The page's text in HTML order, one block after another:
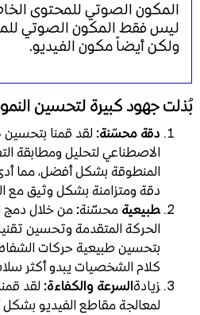
المكون الصوتي للمحتوى
ليس فقط المكون الصوتي
ولكن أيضاً مكون الفيديو.
بُذلت جهود كبيرة لتحسين
دقة محسّنة:لقد قمنا بتحسين
الاصطناعي لتحليل ومطابقة
المنطوقة بشكل أفضل، مما
دقة ومتزامنة بشكل وثيق مع
‍طبيعيةمحسّنة:من خلال دمج
الحركة المتقدمة وتحسين تقنيات
بتحسين طبيعية حركات
كلام الشخصيات يبدو أكثر
‍زيادةالسرعة والكفاءة:لقد
لمعالجة مقاطع الفيديو بشكل